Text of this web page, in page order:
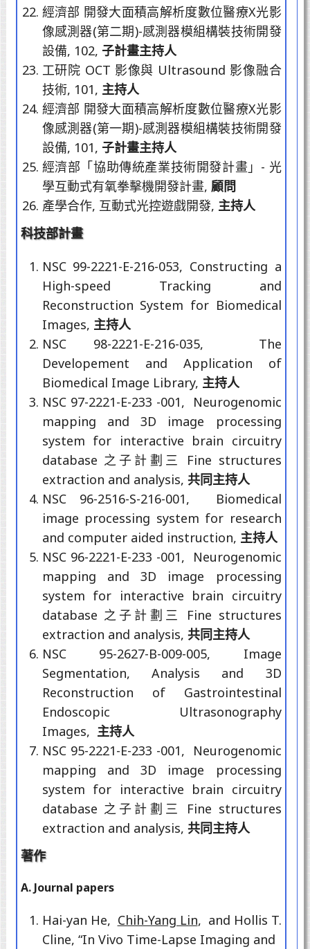
經濟部 開發大面積高解析度數位醫療X光影
像感測器(第二期)-感測器模組構裝技術開發
設備, 102, 子計畫主持人
工研院 OCT 影像與 Ultrasound 影像融合
技術, 101, 主持人
經濟部 開發大面積高解析度數位醫療X光影
像感測器(第一期)-感測器模組構裝技術開發
設備, 101, 子計畫主持人
經濟部「協助傳統產業技術開發計畫」- 光
學互動式有氧拳擊機開發計畫, 顧問
產學合作, 互動式光控遊戲開發, 主持人
科技部計畫
NSC 99-2221-E-216-053, Constructing a
High-speed Tracking and
Reconstruction System for Biomedical
Images, 主持人
NSC 98-2221-E-216-035, The
Developement and Application of
Biomedical Image Library, 主持人
NSC 97-2221-E-233 -001, Neurogenomic
mapping and 3D image processing
system for interactive brain circuitry
database 之子計劃三 Fine structures
extraction and analysis, 共同主持人
NSC 96-2516-S-216-001, Biomedical
image processing system for research
and computer aided instruction, 主持人
NSC 96-2221-E-233 -001, Neurogenomic
mapping and 3D image processing
system for interactive brain circuitry
database 之子計劃三 Fine structures
extraction and analysis, 共同主持人
NSC 95-2627-B-009-005, Image
Segmentation, Analysis and 3D
Reconstruction of Gastrointestinal
Endoscopic Ultrasonography
Images, 主持人
NSC 95-2221-E-233 -001, Neurogenomic
mapping and 3D image processing
system for interactive brain circuitry
database 之子計劃三 Fine structures
extraction and analysis, 共同主持人
著作
A. Journal papers
Hai-yan He, Chih-Yang Lin, and Hollis T.
Cline, “In Vivo Time-Lapse Imaging and